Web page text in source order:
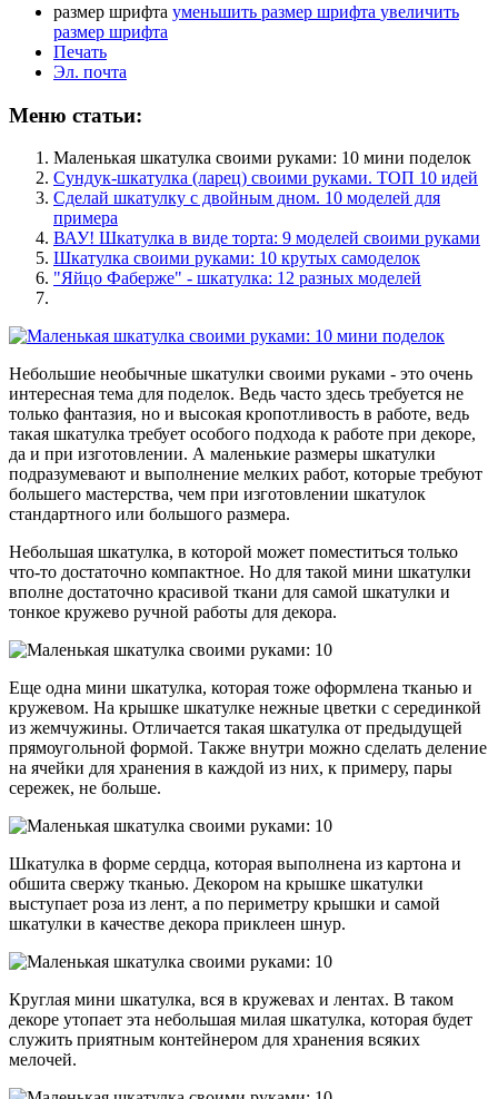
размер шрифта уменьшить размер шрифта увеличить
размер шрифта
Печать
Эл. почта
Меню статьи:
Маленькая шкатулка своими руками: 10 мини поделок
Сундук-шкатулка (ларец) своими руками. ТОП 10 идей
Сделай шкатулку с двойным дном. 10 моделей для
примера
ВАУ! Шкатулка в виде торта: 9 моделей своими руками
Шкатулка своими руками: 10 крутых самоделок
"Яйцо Фаберже" - шкатулка: 12 разных моделей
Небольшие необычные шкатулки своими руками - это очень
интересная тема для поделок. Ведь часто здесь требуется не
только фантазия, но и высокая кропотливость в работе, ведь
такая шкатулка требует особого подхода к работе при декоре,
да и при изготовлении. А маленькие размеры шкатулки
подразумевают и выполнение мелких работ, которые требуют
большего мастерства, чем при изготовлении шкатулок
стандартного или большого размера.
Небольшая шкатулка, в которой может поместиться только
что-то достаточно компактное. Но для такой мини шкатулки
вполне достаточно красивой ткани для самой шкатулки и
тонкое кружево ручной работы для декора.
Еще одна мини шкатулка, которая тоже оформлена тканью и
кружевом. На крышке шкатулке нежные цветки с серединкой
из жемчужины. Отличается такая шкатулка от предыдущей
прямоугольной формой. Также внутри можно сделать деление
на ячейки для хранения в каждой из них, к примеру, пары
сережек, не больше.
Шкатулка в форме сердца, которая выполнена из картона и
обшита свержу тканью. Декором на крышке шкатулки
выступает роза из лент, а по периметру крышки и самой
шкатулки в качестве декора приклеен шнур.
Круглая мини шкатулка, вся в кружевах и лентах. В таком
декоре утопает эта небольшая милая шкатулка, которая будет
служить приятным контейнером для хранения всяких
мелочей.